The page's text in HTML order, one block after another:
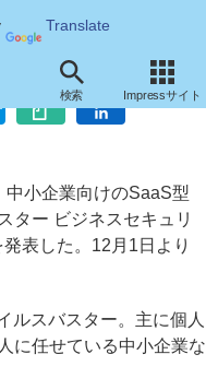
Translate
検索 Impressサイト
イルスバスター
小企業向けのSaaS型
ター ビジネスセキュリ
表した。12月1日より
スバスター。主に個人
に任せている中小企業な